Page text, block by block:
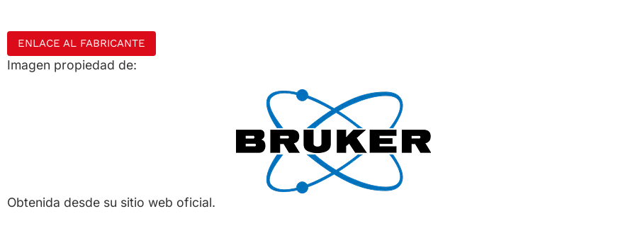
ENLACE AL FABRICANTE
Imagen propiedad de:
Obtenida desde su sitio web oficial.